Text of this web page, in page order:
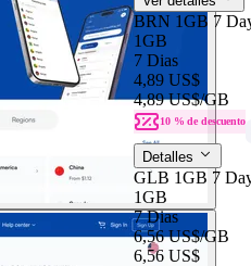
BRN 1GB 7
1GB
7 Dias
4,89 US$
4,89 US$/GB
10 % de descuento
Detalles
GLB 1GB 7
1GB
7 Dias
6,56 US$/GB
6,56 US$